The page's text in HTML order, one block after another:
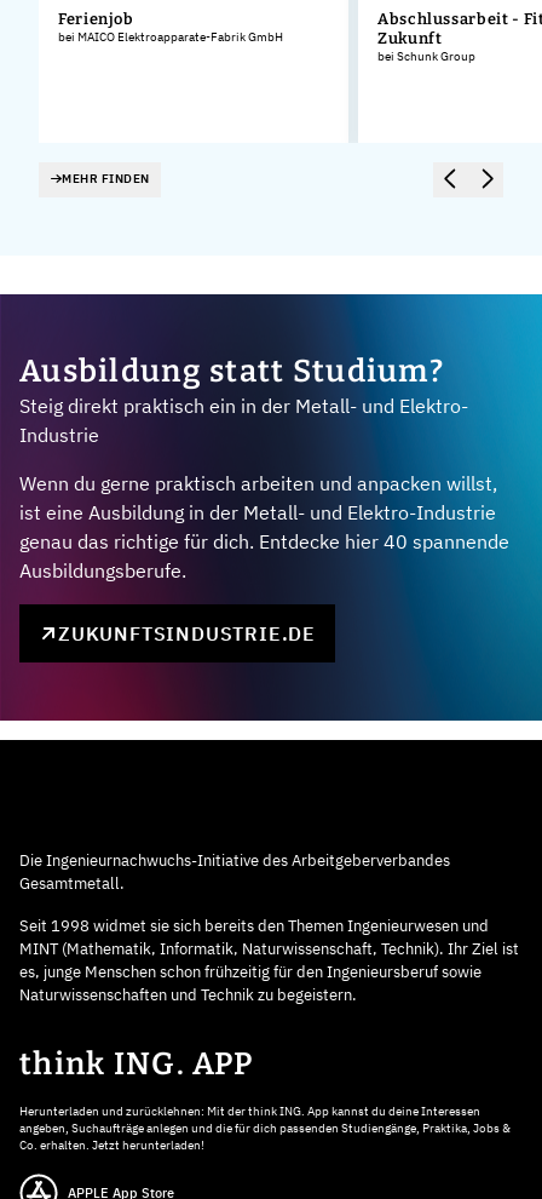
Ferienjob
bei MAICO Elektroapparate-Fabrik GmbH
Abschlussarbeit -
Zukunft
bei Schunk Group
MEHR FINDEN
Ausbildung statt Studium?
Steig direkt praktisch ein in der Metall- und Elektro-
Industrie
Wenn du gerne praktisch arbeiten und anpacken willst,
ist eine Ausbildung in der Metall- und Elektro-Industrie
genau das richtige für dich. Entdecke hier 40 spannende
Ausbildungsberufe.
ZUKUNFTSINDUSTRIE.DE
Die Ingenieurnachwuchs-Initiative des Arbeitgeberverbandes
Gesamtmetall.
Seit 1998 widmet sie sich bereits den Themen Ingenieurwesen und
MINT (Mathematik, Informatik, Naturwissenschaft, Technik). Ihr Ziel ist
es, junge Menschen schon frühzeitig für den Ingenieursberuf sowie
Naturwissenschaften und Technik zu begeistern.
think ING. APP
Herunterladen und zurücklehnen: Mit der think ING. App kannst du deine Interessen
angeben, Suchaufträge anlegen und die für dich passenden Studiengänge, Praktika, Jobs &
Co. erhalten. Jetzt herunterladen!
APPLE App Store